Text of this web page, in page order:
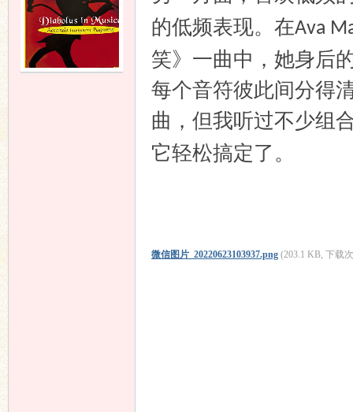
的低频表现。在Ava
笑》一曲中，她身后
每个音符彼此间分得
曲，但我听过不少组
它轻松搞定了。
微信图片_20220623103937.png (203.1 KB, 下载